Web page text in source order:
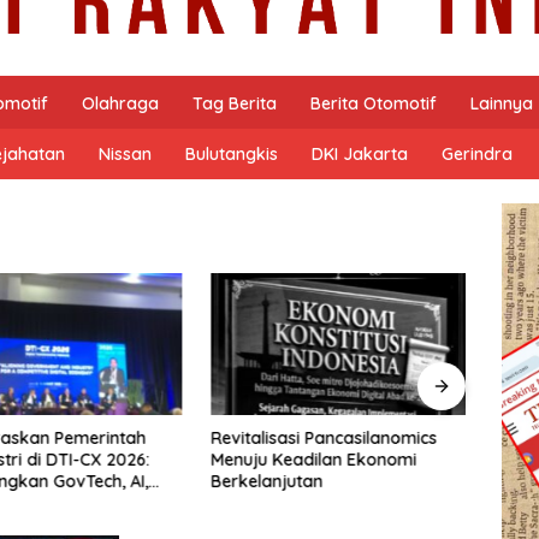
Olahraga Tag Berita Berita Otomotif Lainnya
Nissan Bulutangkis DKI Jakarta Gerindra
Pancasilanomics
Ekonomi
Arsitektur Perekonomian Abad
ke-21, Maklumat Merdeka
Barat, dan Jalan Panjang